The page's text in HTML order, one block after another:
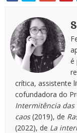
é
crítica, assistente
cofundadora do
Intermitência das
caos(2019), de
(2022), de La